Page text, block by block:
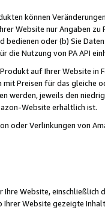
können
Website nur Angaben
oder (b) Sie
die Nutzung von PA API
auf Ihrer Website
mit Preisen für das
werden, jeweils den
Website erhältlich ist.
oder Verlinkungen von
Website,
Website gezeigte